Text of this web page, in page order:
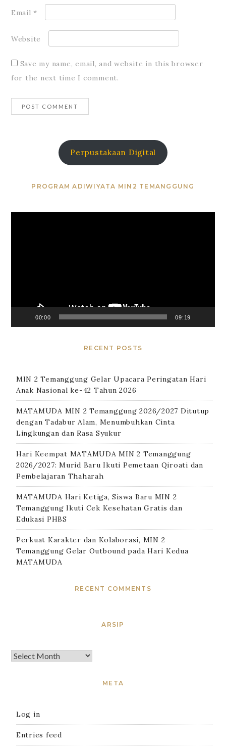
Email *
Website
Save my name, email, and website in this browser
for the next time I comment.
Perpustakaan Digital
PROGRAM ADIWIYATA MIN2 TEMANGGUNG
00:00 09:19
RECENT POSTS
MIN 2 Temanggung Gelar Upacara Peringatan Hari
Anak Nasional ke-42 Tahun 2026
MATAMUDA MIN 2 Temanggung 2026/2027 Ditutup
dengan Tadabur Alam, Menumbuhkan Cinta
Lingkungan dan Rasa Syukur
Hari Keempat MATAMUDA MIN 2 Temanggung
2026/2027: Murid Baru Ikuti Pemetaan Qiroati dan
Pembelajaran Thaharah
MATAMUDA Hari Ketiga, Siswa Baru MIN 2
Temanggung Ikuti Cek Kesehatan Gratis dan
Edukasi PHBS
Perkuat Karakter dan Kolaborasi, MIN 2
Temanggung Gelar Outbound pada Hari Kedua
MATAMUDA
RECENT COMMENTS
ARSIP
META
Log in
Entries feed